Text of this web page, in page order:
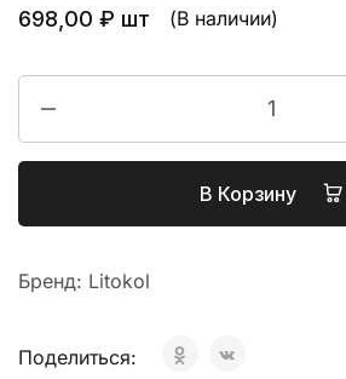
698,00 ₽ шт (В наличии)
В Корзину
Бренд: Litokol
Поделиться: